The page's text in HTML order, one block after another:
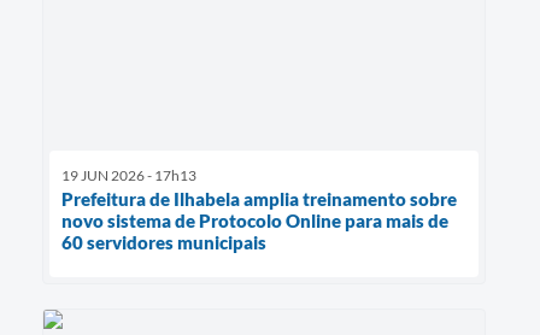
19 JUN 2026 - 17h13
Prefeitura de Ilhabela amplia treinamento sobre
novo sistema de Protocolo Online para mais de
60 servidores municipais